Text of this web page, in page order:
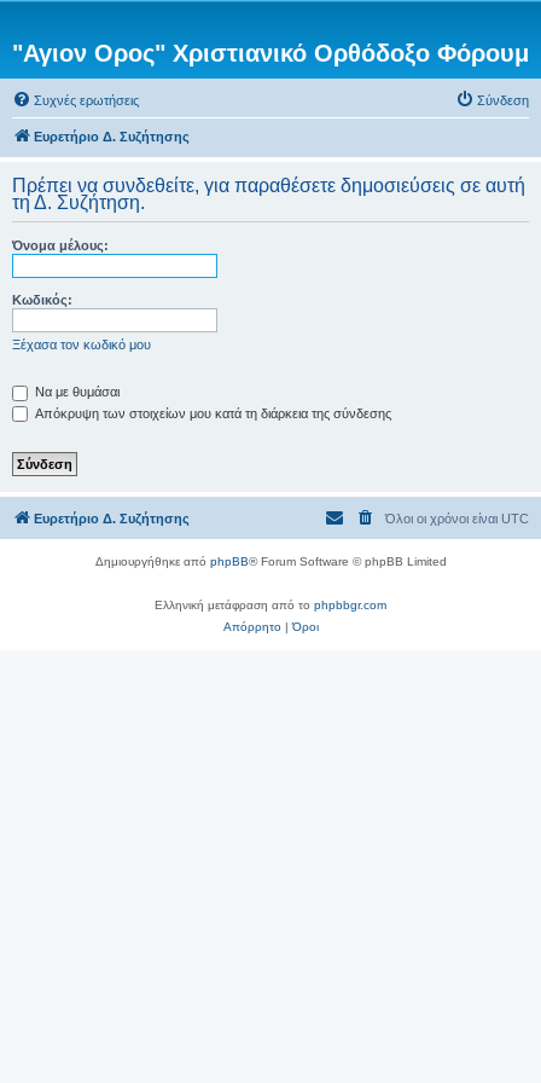
"Αγιον Ορος" Χριστιανικό Ορθόδοξο Φόρουμ
Συχνές ερωτήσεις Σύνδεση
Ευρετήριο Δ. Συζήτησης
Πρέπει να συνδεθείτε, για παραθέσετε δημοσιεύσεις σε αυτή
τη Δ. Συζήτηση.
Όνομα μέλους:
Κωδικός:
Ξέχασα τον κωδικό μου
Να με θυμάσαι
Απόκρυψη των στοιχείων μου κατά τη διάρκεια της σύνδεσης
Ευρετήριο Δ. Συζήτησης Όλοι οι χρόνοι είναι UTC
Δημιουργήθηκε από phpBB® Forum Software © phpBB Limited
Ελληνική μετάφραση από το phpbbgr.com
Απόρρητο|Όροι